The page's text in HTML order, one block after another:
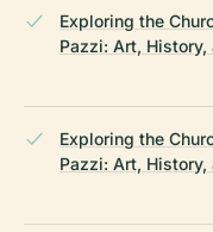
Exploring the
Pazzi: Art,
Exploring the
Pazzi: Art,